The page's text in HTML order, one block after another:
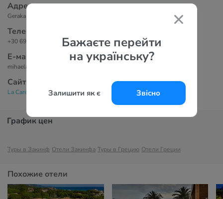
Бажаєте перейти
на українську?
Залишити як є Звісно
Адрес
Gerakariou-Katastariou, Alykanas, Zakynthos, Greece 29090
Телефоны
+30 699 648 6379
Е-маil
mihaelamouzakis@yahoo.com
Сайт
La Caretta Hotel 4*
График цен
Туры в Закинф Отели Закинфа Туры в Грецию Отели Греции
Похожие отели